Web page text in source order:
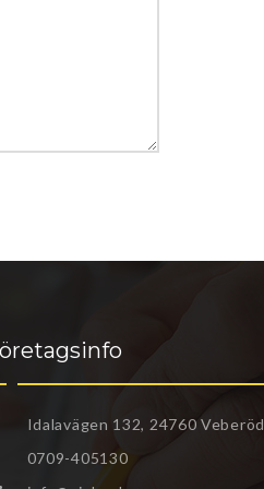
Idalavägen 132, 24760 Veberöd
0709-405130